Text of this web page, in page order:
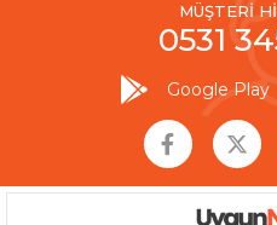
MÜŞTERİ
0531
Google Play